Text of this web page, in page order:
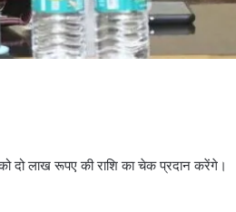
दो लाख रूपए की राशि का चेक प्रदान करेंगे।